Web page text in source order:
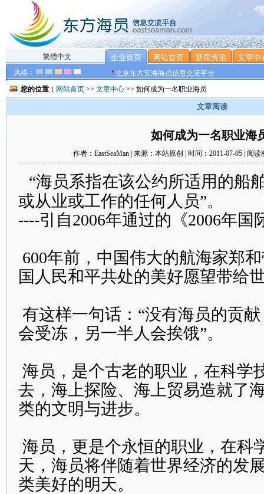
繁體中文
风格：
企业黄页 网站首页 新闻资讯 文章中
北京东方安海海员信息交流平台
您的位置： 网站首页 >> 文章中心 >> 如何成为一名职业海员
文章阅读
如何成为一名职业海
作者：EastSeaMan | 来源：本站原创 | 时间：2011-07-05 | 阅
“海员系指在该公约所适用的船
或从业或工作的任何人员”。
----引自2006年通过的《2006年国
600年前，中国伟大的航海家郑
国人民和平共处的美好愿望带
有这样一句话：“没有海员的贡
会受冻，另一半人会挨饿”。
海员，是个古老的职业，在科学
去，海上探险、海上贸易造就了
类的文明与进步。
海员，更是个永恒的职业，在科
天，海员将伴随着世界经济的发
类美好的明天。